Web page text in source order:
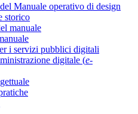
Manuale operativo di design
storico
manuale
i servizi pubblici digitali
digitale (e-